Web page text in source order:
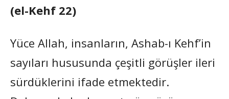
(el-Kehf 22)
Yüce Allah, insanların, Ashab-ı Kehf’in
sayıları hususunda çeşitli görüşler ileri
sürdüklerini ifade etmektedir.